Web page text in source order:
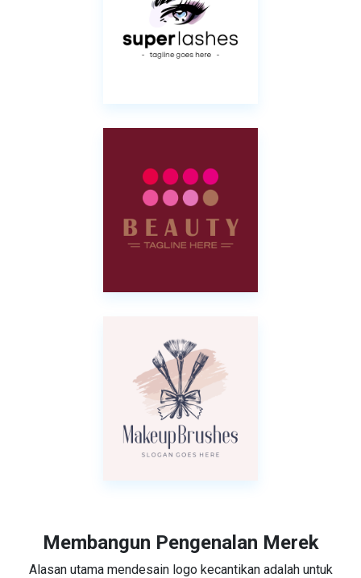
Membangun Pengenalan Merek
Alasan utama mendesain logo kecantikan adalah untuk